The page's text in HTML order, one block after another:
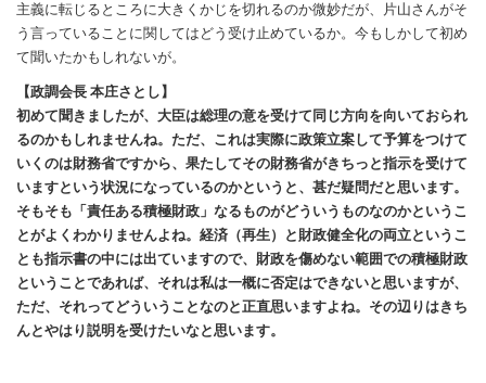
主義に転じるところに大きくかじを切れるのか微妙だが、片山さんがそ
う言っていることに関してはどう受け止めているか。今もしかして初め
て聞いたかもしれないが。
【政調会長 本庄さとし】
初めて聞きましたが、大臣は総理の意を受けて同じ方向を向いておられ
るのかもしれませんね。ただ、これは実際に政策立案して予算をつけて
いくのは財務省ですから、果たしてその財務省がきちっと指示を受けて
いますという状況になっているのかというと、甚だ疑問だと思います。
そもそも「責任ある積極財政」なるものがどういうものなのかというこ
とがよくわかりませんよね。経済（再生）と財政健全化の両立というこ
とも指示書の中には出ていますので、財政を傷めない範囲での積極財政
ということであれば、それは私は一概に否定はできないと思いますが、
ただ、それってどういうことなのと正直思いますよね。その辺りはきち
んとやはり説明を受けたいなと思います。